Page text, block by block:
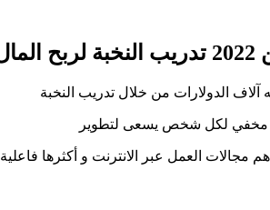
مخفي لكل شخص يسعى لتطوير
مجالات العمل عبر الانترنت و أكثرها فاعلية